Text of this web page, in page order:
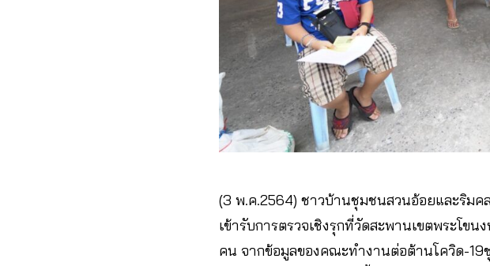
(3​ พ.ค.2564)​ ชาวบ้านชุมชนสวนอ้อยและริมค
เข้ารับการตรวจเชิงรุก​ที่วัดสะพานเขตพระโข
คน​ จากข้อมูลของคณะทำงานต่อต้านโควิด-